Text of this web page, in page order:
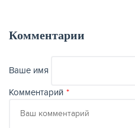
Комментарии
Ваше имя
Комментарий